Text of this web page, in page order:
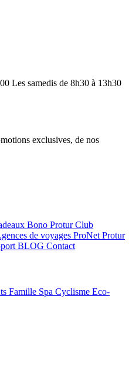
Les samedis de 8h30 à 13h30
exclusives, de nos
Bono Protur Club
de voyages ProNet Protur
BLOG Contact
Famille Spa Cyclisme Eco-